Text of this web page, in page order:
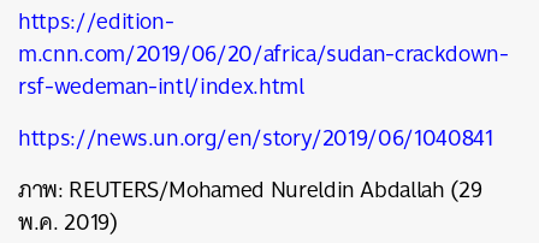
https://edition-
m.cnn.com/2019/06/20/africa/sudan-crackdown-
rsf-wedeman-intl/index.html
https://news.un.org/en/story/2019/06/1040841
ภาพ: REUTERS/Mohamed Nureldin Abdallah (29
พ.ค. 2019)